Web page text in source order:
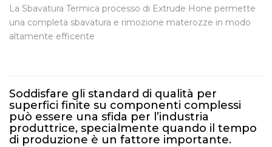
La Sbavatura Termica processo di Extrude Hone permette
una completa sbavatura e rimozione materozze in modo
altamente efficente
Soddisfare gli standard di qualità per
superfici finite su componenti complessi
può essere una sfida per l’industria
produttrice, specialmente quando il tempo
di produzione è un fattore importante.